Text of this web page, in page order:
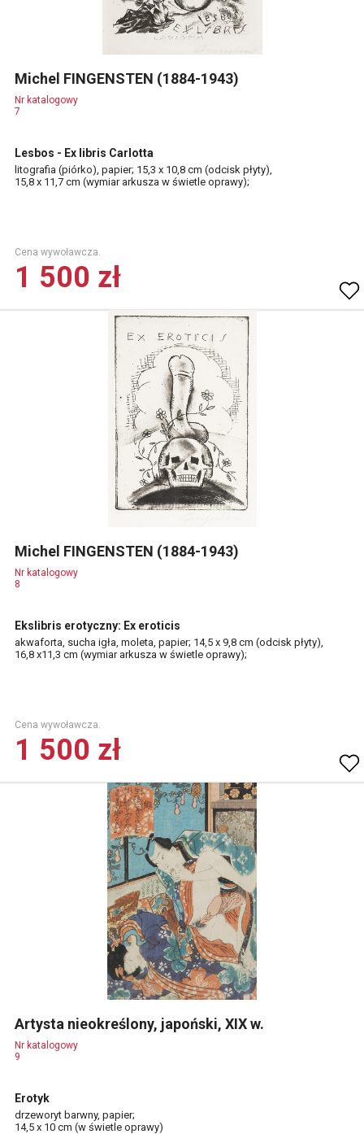
Michel FINGENSTEN (1884-1943)
Nr katalogowy
7
Lesbos - Ex libris Carlotta
litografia (piórko), papier; 15,3 x 10,8 cm (odcisk płyty),
15,8 x 11,7 cm (wymiar arkusza w świetle oprawy);
Cena wywoławcza.
1 500 zł
Michel FINGENSTEN (1884-1943)
Nr katalogowy
8
Ekslibris erotyczny: Ex eroticis
akwaforta, sucha igła, moleta, papier; 14,5 x 9,8 cm (odcisk płyty),
16,8 x11,3 cm (wymiar arkusza w świetle oprawy);
Cena wywoławcza.
1 500 zł
Artysta nieokreślony, japoński, XIX w.
Nr katalogowy
9
Erotyk
drzeworyt barwny, papier;
14,5 x 10 cm (w świetle oprawy)